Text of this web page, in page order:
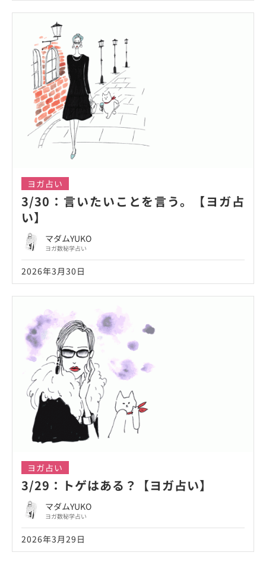
ヨガ占い
3/30：言いたいことを言う。【ヨガ占
い】
マダムYUKO
ヨガ数秘学占い
2026年3月30日
ヨガ占い
3/29：トゲはある？【ヨガ占い】
マダムYUKO
ヨガ数秘学占い
2026年3月29日